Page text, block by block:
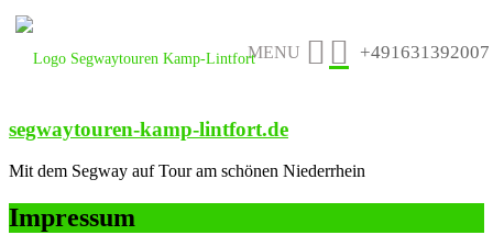
MENU +491631392007
segwaytouren-kamp-lintfort.de
Mit dem Segway auf Tour am schönen Niederrhein
Impressum